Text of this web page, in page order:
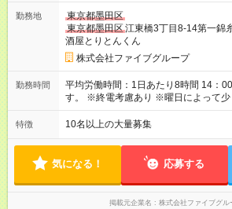
■残業手当あり ■交通費支給（上限3万
金・礼金・保証金・保険料の初期費用
あり ■積立金制度 給与ならびに賞与か
シフトは22:00～翌5:00の深夜帯に入っ
す。 一般的な飲食業では、この深夜
して基本給に含まれることがしばしば
「別途」深夜手当を支給！ ただキツい
てしっかり還元することを大事にしています！ 【試
用期間あり 試用期間の長さ：3ヶ月 雇
と同じです。
勤務地
東京都墨田区
東京都墨田区江東橋3丁目8-14第一
酒屋とりとんくん
株式会社ファイブグループ
勤務時間
平均労働時間：1日あたり8時間 14：
す。 ※終電考慮あり ※曜日によって少々時
働時間制 ■実労働時間：8時間程度 ■
間 休憩時間は勤務時間による ■月平均
14：00～翌5：00の間の勤務です。
って少々時間の変動有 ■変形労働時間制 ■実労働時間：8時間程
度 ■休憩時間：1時間程度～2時間 休憩
月平均所定労働時間：173時間 ■平均
特徴 10名以上の大量募集
気になる！ 応募する
掲載元企業名 株式会社ファイブグル